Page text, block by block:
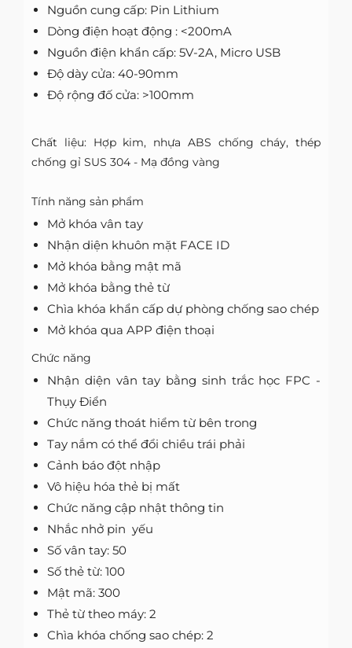
Nguồn cung cấp: Pin Lithium
Dòng điện hoạt động : <200mA
Nguồn điện khẩn cấp: 5V-2A, Micro USB
Độ dày cửa: 40-90mm
Độ rộng đố cửa: >100mm
Chất liệu: Hợp kim, nhựa ABS chống cháy, thép
chống gỉ SUS 304 - Mạ đồng vàng
Tính năng sản phẩm
Mở khóa vân tay
Nhận diện khuôn mặt FACE ID
Mở khóa bằng mật mã
Mở khóa bằng thẻ từ
Chìa khóa khẩn cấp dự phòng chống sao chép
Mở khóa qua APP điện thoại
Chức năng
Nhận diện vân tay bằng sinh trắc học FPC -
Thụy Điển
Chức năng thoát hiểm từ bên trong
Tay nắm có thể đổi chiều trái phải
Cảnh báo đột nhập
Vô hiệu hóa thẻ bị mất
Chức năng cập nhật thông tin
Nhắc nhở pin yếu
Số vân tay: 50
Số thẻ từ: 100
Mật mã: 300
Thẻ từ theo máy: 2
Chìa khóa chống sao chép: 2